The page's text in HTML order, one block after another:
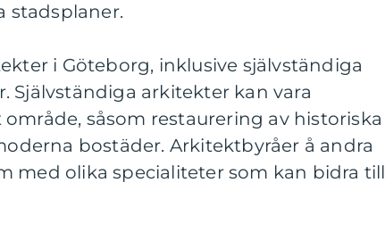
stadsplaner.
i Göteborg, inklusive självständiga
Självständiga arkitekter kan vara
såsom restaurering av historiska
bostäder. Arkitektbyråer å andra
med olika specialiteter som kan bidra till